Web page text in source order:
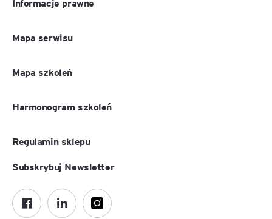
Mapa serwisu
Mapa szkoleń
Harmonogram szkoleń
Regulamin sklepu
Subskrybuj Newsletter